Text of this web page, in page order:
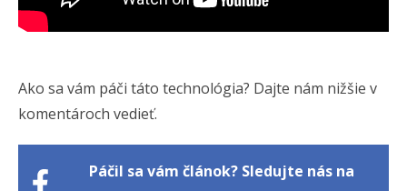
Ako sa vám páči táto technológia? Dajte nám nižšie v
komentároch vedieť.
Páčil sa vám článok? Sledujte nás na